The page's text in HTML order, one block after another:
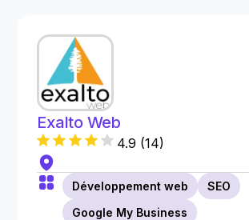
Exalto Web
4.9 (14)
Développement web
SEO
Google My Business